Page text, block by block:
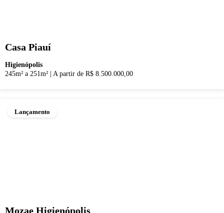
Casa Piauí
Higienópolis
245m² a 251m²
A partir de R$ 8.500.000,00
Lançamento
Mozae Higienópolis